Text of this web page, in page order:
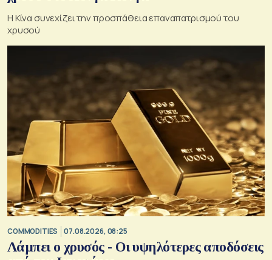
Η Κίνα συνεχίζει την προσπάθεια επαναπατρισμού του
χρυσού
COMMODITIES 07.08.2026, 08:25
Λάμπει ο χρυσός - Οι υψηλότερες αποδόσεις